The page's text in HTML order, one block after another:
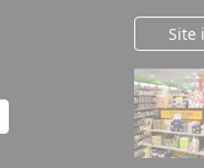
Site